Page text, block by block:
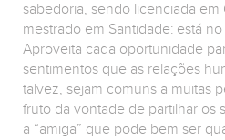
sabedoria, sendo licenciada em
mestrado em Santidade: está
Aproveita cada oportunidade
sentimentos que as relações
talvez, sejam comuns a muitas
fruto da vontade de partilhar os
a “amiga” que pode bem ser